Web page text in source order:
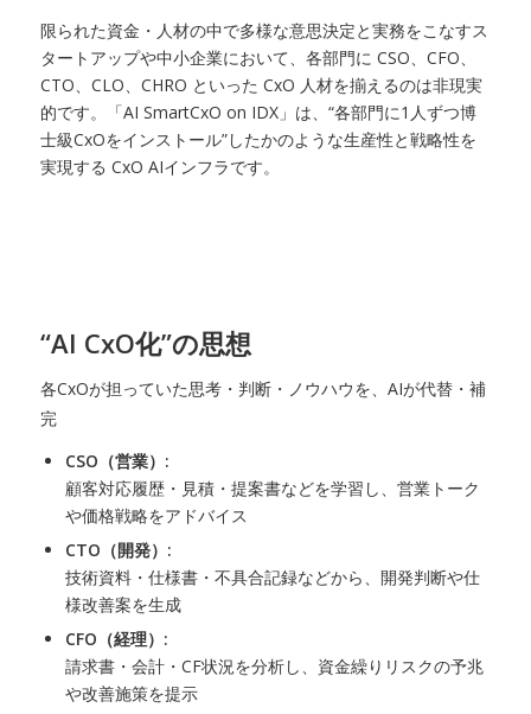
限られた資金・人材の中で多様な意思決定と実務をこなすス
タートアップや中小企業において、各部門に CSO、CFO、
CTO、CLO、CHRO といった CxO 人材を揃えるのは非現実
的です。「AI SmartCxO on IDX」は、“各部門に1人ずつ博
士級CxOをインストール”したかのような生産性と戦略性を
実現する CxO AIインフラです。
“AI CxO化”の思想
各CxOが担っていた思考・判断・ノウハウを、AIが代替・補
完
CSO（営業）:
顧客対応履歴・見積・提案書などを学習し、営業トーク
や価格戦略をアドバイス
CTO（開発）:
技術資料・仕様書・不具合記録などから、開発判断や仕
様改善案を生成
CFO（経理）:
請求書・会計・CF状況を分析し、資金繰りリスクの予兆
や改善施策を提示